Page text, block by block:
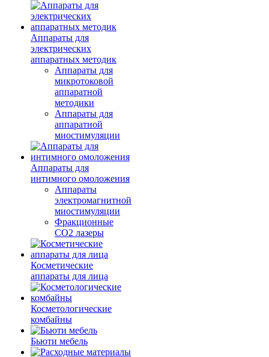
Аппараты для
электрических
аппаратных методик
Аппараты для
микротоковой
аппаратной
методики
Аппараты для
аппаратной
миостимуляции
Аппараты для
интимного омоложения
Аппараты
электромагнитной
миостимуляции
Фракционные
CO2 лазеры
Косметические
аппараты для лица
Косметологические
комбайны
Бьюти мебель